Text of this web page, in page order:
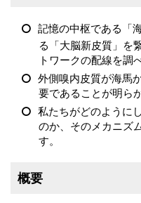
記憶の中枢である「
る「大脳新皮質」を
トワークの配線を調
外側嗅内皮質が海馬
要であることが明ら
私たちがどのように
のか、そのメカニズ
す。
概要